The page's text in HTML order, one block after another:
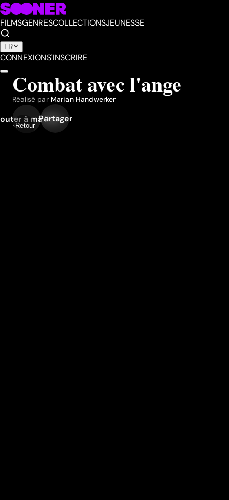
FILMSGENRESCOLLECTIONSJEUNESSE
FR
CONNEXIONS'INSCRIRE
Retour
Combat avec l'ange
Réalisé par Marian Handwerker
à ma liste
Partager